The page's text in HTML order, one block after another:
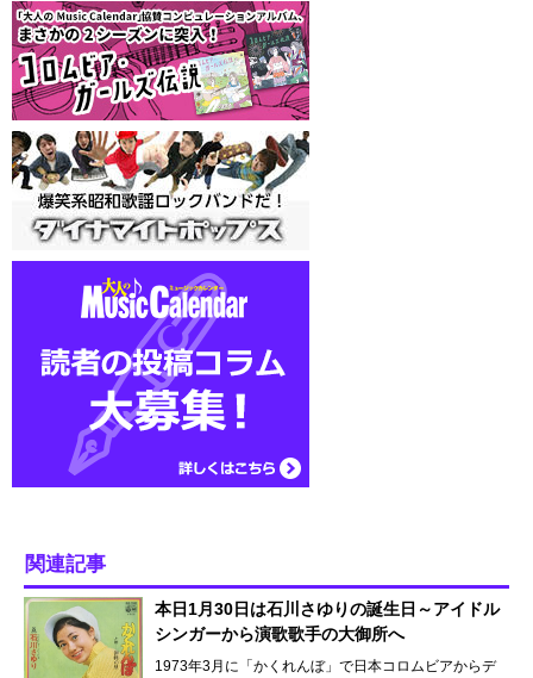
関連記事
本日1月30日は石川さゆりの誕生日～アイドル
シンガーから演歌歌手の大御所へ
1973年3月に「かくれんぼ」で日本コロムビアからデ